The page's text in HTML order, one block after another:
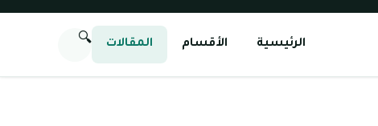
الرئيسية الأقسام المقالات 🔍